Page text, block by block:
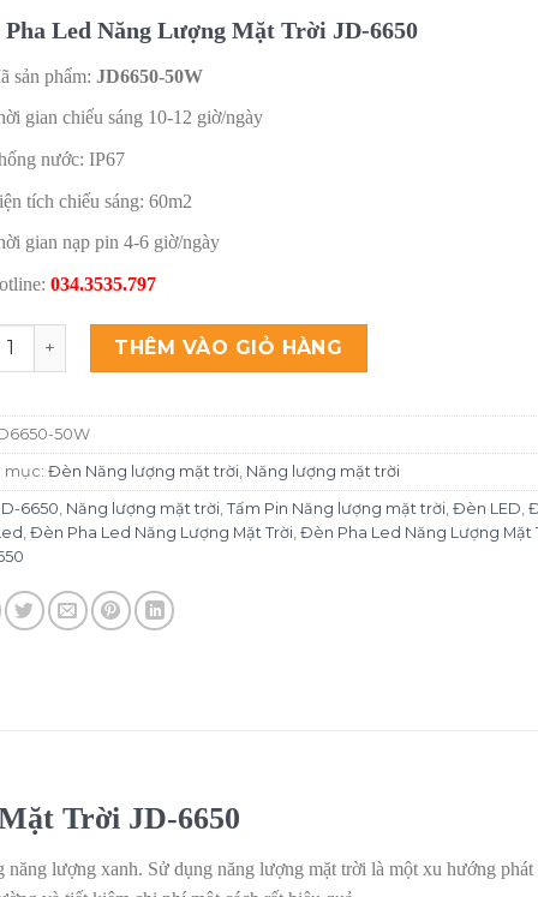
là:
₫1.050.000.
tại
Pha Led Năng Lượng Mặt Trời JD-6650
sản phẩm: JD6650-50W
gian chiếu sáng 10-12 giờ/ngày
nước: IP67
tích chiếu sáng: 60m2
gian nạp pin 4-6 giờ/ngày
034.3535.797
Led Năng Lượng Mặt Trời JD-6650 số lượng
THÊM VÀO GIỎ HÀNG
50W
mục:Đèn Năng lượng mặt trời, Năng lượng mặt trời
6650, Năng lượng mặt trời,Tấm Pin Năng lượng mặt trời,Đèn LED,
,Đèn Pha Led Năng Lượng Mặt Trời,Đèn Pha Led Năng Lượng Mặt
Trời JD-6650
năng lượng xanh. Sử dụng năng lượng mặt trời là một xu hướng phát